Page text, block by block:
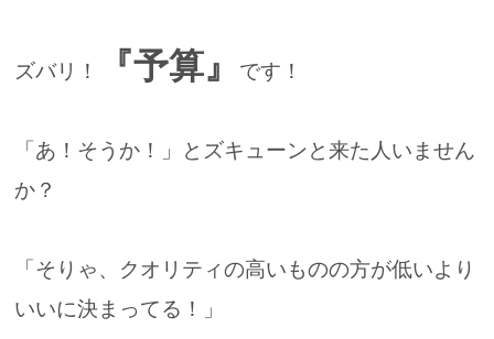
ズバリ！ 『予算』 です！
「あ！そうか！」とズキューンと来た人いません
か？
「そりゃ、クオリティの高いものの方が低いより
いいに決まってる！」